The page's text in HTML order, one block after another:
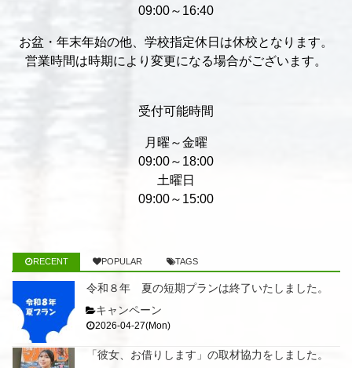
09:00～16:40
お盆・年末年始の他、学校指定休日は休校となります。
営業時間は時期により変更になる場合がございます。
受付可能時間
月曜～金曜
09:00～18:00
土曜日
09:00～15:00
RECENT POPULAR TAGS
令和８年 夏の短期プランは終了いたしました。
キャンペーン
2026-04-27(Mon)
「彼女、お借りします」の取材協力をしました。